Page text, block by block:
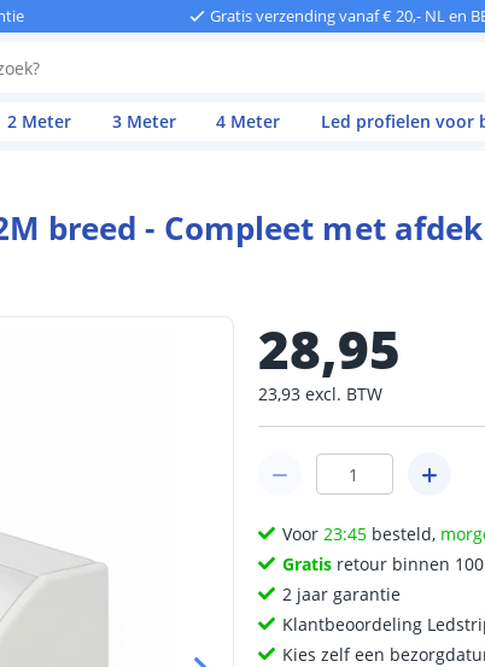
Gratis verzending vanaf € 20,- NL en
2 Meter 3 Meter 4 Meter Led profielen voor
breed - Compleet met
28,95
23,93 excl. BTW
Voor23:45 besteld,
Gratis retour binnen
2 jaar garantie
Klantbeoordeling
Kies zelf een